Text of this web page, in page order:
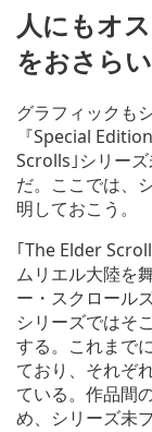
人にもオ
をおさら
グラフィックも
『Special
Scrolls｣シリー
だ。ここでは、
明しておこう。
｢The Elder
ムリエル大陸を
ー・スクロール
シリーズではそ
する。これまで
ており、それぞ
ている。作品間
め、シリーズ未